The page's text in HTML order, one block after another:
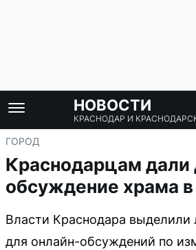
НОВОСТИ
КРАСНОДАР И
ГОРОД
Краснодарцам дали
обсуждение храма
Власти Краснодара выделили
для онлайн-обсуждений по